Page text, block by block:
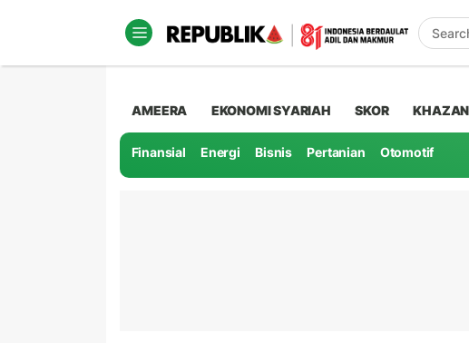
AMEERA EKONOMI SYARIAH SKOR
Finansial Energi Bisnis Pertanian Otomotif